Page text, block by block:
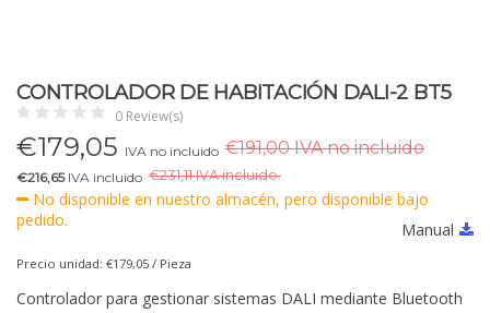
CONTROLADOR DE HABITACIÓN DALI-2 BT5
0 Review(s)
€179,05 IVA no incluido €191,00 IVA no incluido
€216,65IVA incluido €231,11 IVA incluido.
No disponible en nuestro almacén, pero disponible bajo
pedido.
Manual
Precio unidad: €179,05 / Pieza
Controlador para gestionar sistemas DALI mediante Bluetooth